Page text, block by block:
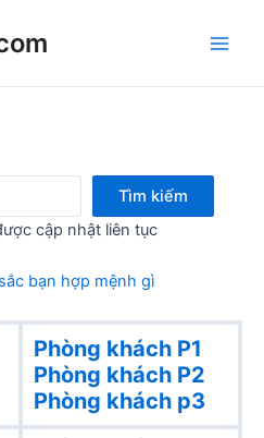
Tìm kiếm
cập nhật liên tục
bạn hợp mệnh gì
Phòng khách P1
Phòng khách P2
Phòng khách p3